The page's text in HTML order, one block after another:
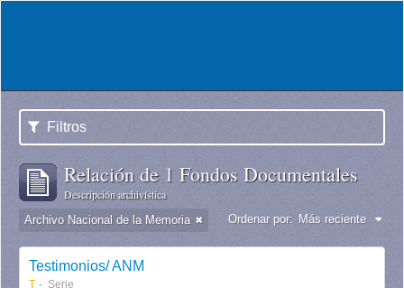
Filtros
Relación de 1 Fondos Documentales
Descripción archivística
Archivo Nacional de la Memoria Ordenar por: Más reciente
Testimonios/ ANM
T Serie